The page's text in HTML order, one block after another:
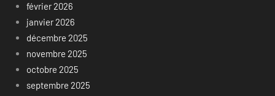
février 2026
janvier 2026
décembre 2025
novembre 2025
octobre 2025
septembre 2025